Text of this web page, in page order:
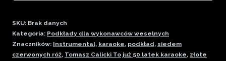
SKU: Brak danych
Kategoria: Podkłady dla wykonawców weselnych
Znaczników: Instrumental, karaoke, podkład, siedem
czerwonych róż, Tomasz Calicki To już 50 latek karaoke, złote